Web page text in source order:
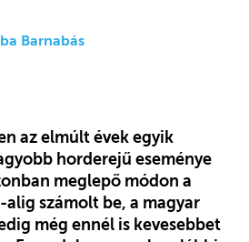
Barnabás
az elmúlt évek egyik
horderejű eseménye
meglepő módon a
számolt be, a magyar
még ennél is kevesebbet